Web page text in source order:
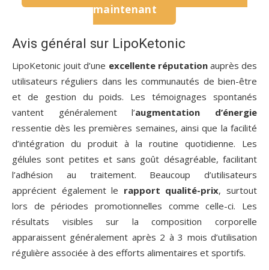
maintenant
Avis général sur LipoKetonic
LipoKetonic jouit d’une excellente réputationauprès des
utilisateurs réguliers dans les communautés de bien-être
et de gestion du poids. Les témoignages spontanés
vantent généralement l’augmentation d’énergie
ressentie dès les premières semaines, ainsi que la facilité
d’intégration du produit à la routine quotidienne. Les
gélules sont petites et sans goût désagréable, facilitant
l’adhésion au traitement. Beaucoup d’utilisateurs
apprécient également le rapport qualité-prix, surtout
lors de périodes promotionnelles comme celle-ci. Les
résultats visibles sur la composition corporelle
apparaissent généralement après 2 à 3 mois d’utilisation
régulière associée à des efforts alimentaires et sportifs.